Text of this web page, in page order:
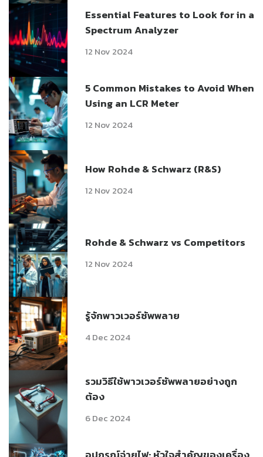
Essential Features to Look for in a
Spectrum Analyzer
12 Nov 2024
5 Common Mistakes to Avoid When
Using an LCR Meter
12 Nov 2024
How Rohde & Schwarz (R&S)
12 Nov 2024
Rohde & Schwarz vs Competitors
12 Nov 2024
รู้จักพาวเวอร์ซัพพลาย
4 Dec 2024
รวมวิธีใช้พาวเวอร์ซัพพลายอย่างถูก
ต้อง
6 Dec 2024